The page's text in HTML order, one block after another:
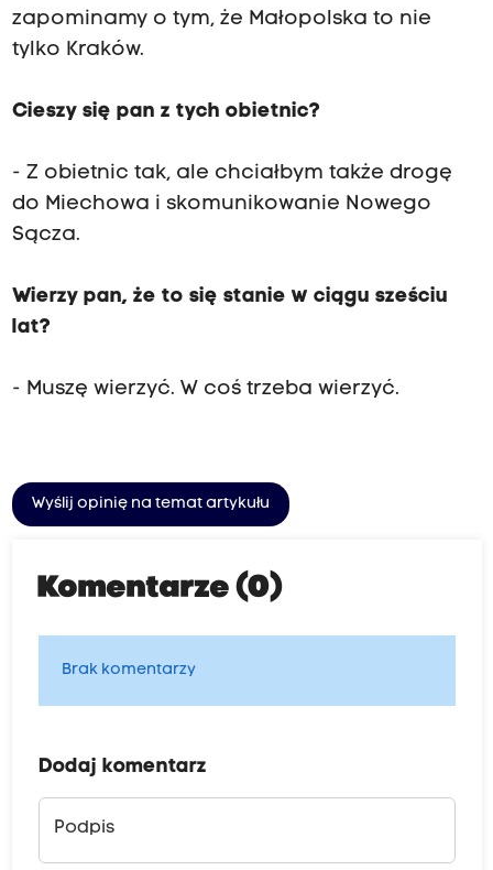
zapominamy o tym, że Małopolska to nie
tylko Kraków.
Cieszy się pan z tych obietnic?
- Z obietnic tak, ale chciałbym także drogę
do Miechowa i skomunikowanie Nowego
Sącza.
Wierzy pan, że to się stanie w ciągu sześciu
lat?
- Muszę wierzyć. W coś trzeba wierzyć.
Wyślij opinię na temat artykułu
Komentarze (0)
Brak komentarzy
Dodaj komentarz
Podpis